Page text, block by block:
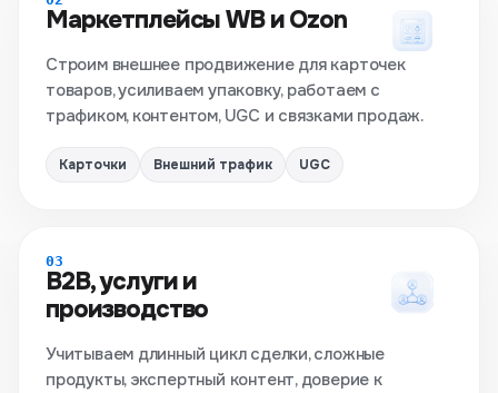
Маркетплейсы WB и Ozon
Строим внешнее продвижение для карточек
товаров, усиливаем упаковку, работаем с
трафиком, контентом, UGC и связками продаж.
Карточки Внешний трафик UGC
03
B2B, услуги и
производство
Учитываем длинный цикл сделки, сложные
продукты, экспертный контент, доверие к